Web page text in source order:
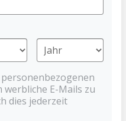
E-Mails zu
dies jederzeit